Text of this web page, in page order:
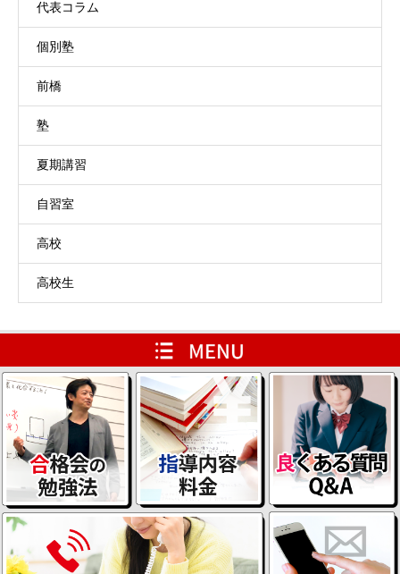
代表コラム
個別塾
前橋
塾
夏期講習
自習室
高校
高校生
HOME レベルアップ用ページ
会員専用ページ ブログ一覧ページ
代表たすけてメール 説明会情報
よくある質問 Q&A お問い合わせ